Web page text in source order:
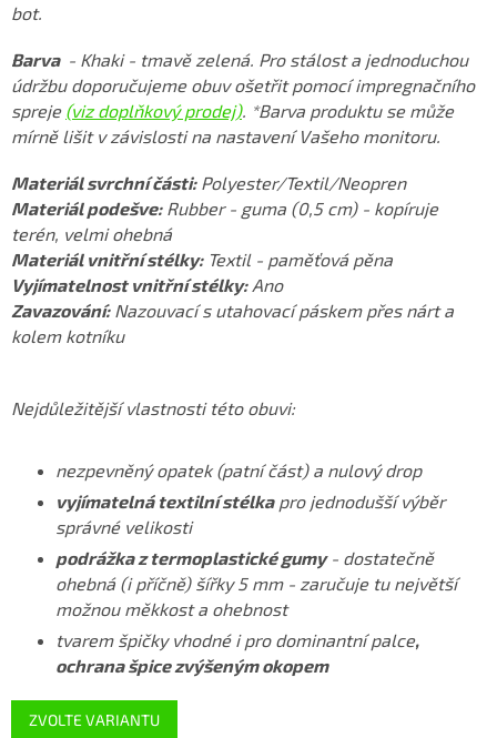
ZVOLTE VARIANTU
bot.
Barva - Khaki - tmavě zelená. Pro stálost a jednoduchou
údržbu doporučujeme obuv ošetřit pomocí impregnačního
spreje (viz doplňkový prodej). *Barva produktu se může
mírně lišit v závislosti na nastavení Vašeho monitoru.
Materiál svrchní části:Polyester/Textil/Neopren
Materiál podešve:Rubber - guma (0,5 cm) - kopíruje
terén, velmi ohebná
Materiál vnitřní stélky:Textil - paměťová pěna
Vyjímatelnost vnitřní stélky:Ano
Zavazování:Nazouvací s utahovací páskem přes nárt a
kolem kotníku
Nejdůležitější vlastnosti této obuvi:
nezpevněný opatek (patní část) a nulový drop
vyjímatelná textilní stélkapro jednodušší výběr
správné velikosti
podrážka z termoplastické gumy- dostatečně
ohebná (i příčně) šířky 5 mm - zaručuje tu největší
možnou měkkost a ohebnost
tvarem špičky vhodné i pro dominantní palce,
ochrana špice zvýšeným okopem